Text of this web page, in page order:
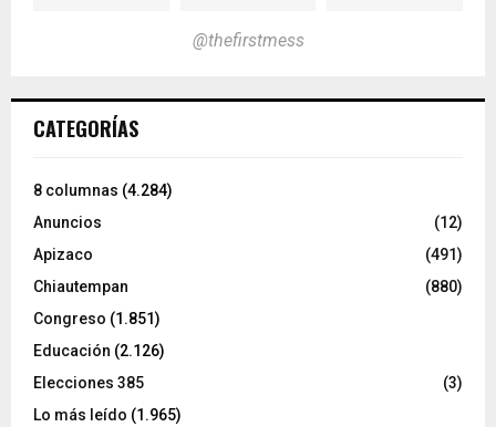
@thefirstmess
CATEGORÍAS
8 columnas (4.284)
Anuncios
(12)
Apizaco
(491)
Chiautempan
(880)
Congreso (1.851)
Educación (2.126)
Elecciones 385
(3)
Lo más leído (1.965)